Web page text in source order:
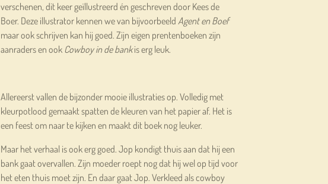
verschenen, dit keer geïllustreerd én geschreven door Kees de
Boer. Deze illustrator kennen we van bijvoorbeeld Agent en Boef
maar ook schrijven kan hij goed. Zijn eigen prentenboeken zijn
aanraders en ook Cowboy in de bank is erg leuk.
Allereerst vallen de bijzonder mooie illustraties op. Volledig met
kleurpotlood gemaakt spatten de kleuren van het papier af. Het is
een feest om naar te kijken en maakt dit boek nog leuker.
Maar het verhaal is ook erg goed. Jop kondigt thuis aan dat hij een
bank gaat overvallen. Zijn moeder roept nog dat hij wel op tijd voor
het eten thuis moet zijn. En daar gaat Jop. Verkleed als cowboy